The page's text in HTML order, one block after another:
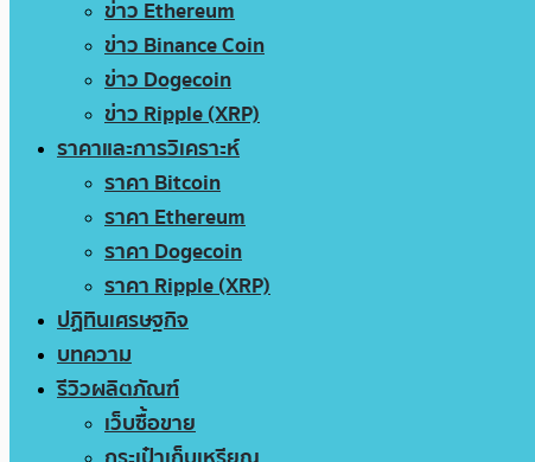
ข่าว Ethereum
ข่าว Binance Coin
ข่าว Dogecoin
ข่าว Ripple (XRP)
ราคาและการวิเคราะห์
ราคา Bitcoin
ราคา Ethereum
ราคา Dogecoin
ราคา Ripple (XRP)
ปฏิทินเศรษฐกิจ
บทความ
รีวิวผลิตภัณฑ์
เว็บซื้อขาย